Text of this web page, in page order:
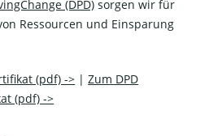
(DPD) sorgen wir für
Ressourcen und Einsparung
(pdf) -> |Zum DPD
(pdf) ->